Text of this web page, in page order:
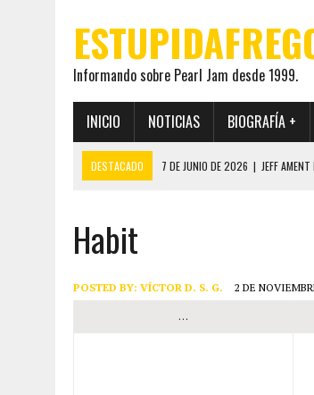
Informando sobre Pearl Jam desde 1999.
INICIO NOTICIAS BIOGRAFÍA +
DESTACADO 7 DE JUNIO DE 2026 | JEFF
19 DE MAYO DE 2026
12 DE MAYO DE 2026
28 DE JULIO DE 2026 | JEFF AMENT PUBLICA
Habit
POSTED BY: VÍCTOR D. S. G. 2 DE
…